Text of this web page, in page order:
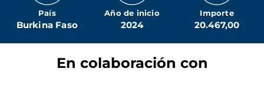
País
Burkina Faso
Año de inicio
2024
Importe
20.467,00
En colaboración con